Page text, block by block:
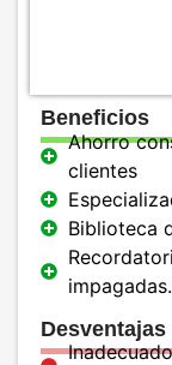
Beneficios
Ahorro
clientes
Biblioteca
impagadas.
Desventajas